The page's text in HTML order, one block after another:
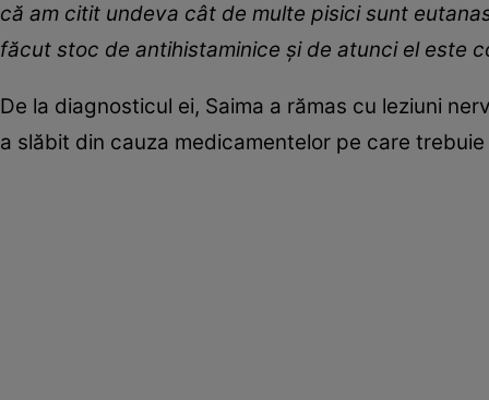
că am citit undeva cât de multe pisici sunt
făcut stoc de antihistaminice și de atunci el este
De la diagnosticul ei, Saima a rămas cu leziuni
a slăbit din cauza medicamentelor pe care